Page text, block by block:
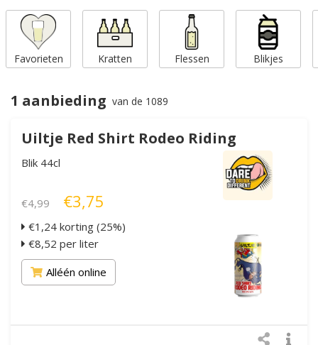
Favorieten Kratten Flessen Blikjes
1 aanbieding van de 1089
Uiltje Red Shirt Rodeo Riding
Blik 44cl
€4,99 €3,75
€1,24 korting (25%)
€8,52 per liter
Alléén online